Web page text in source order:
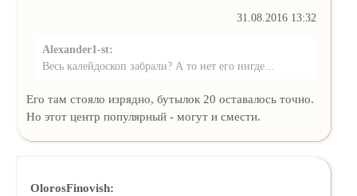
31.08.2016 13:32
Alexander1-st:
Весь калейдоскоп забрали? А то нет его нигде...
Его там стояло изрядно, бутылок 20 оставалось точно.
Но этот центр популярный - могут и смести.
OlorosFinovish: